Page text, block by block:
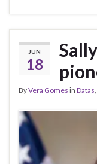
JUN
18
ByVera Gomes in Datas,